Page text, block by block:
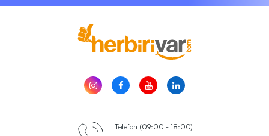
Telefon (09:00 - 18:00)